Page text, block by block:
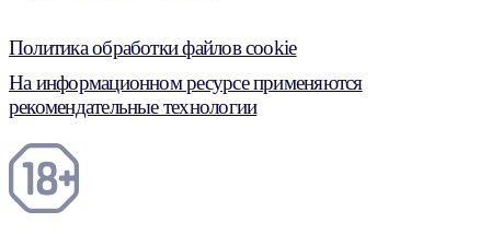
Политика обработки файлов cookie
На информационном ресурсе применяются
рекомендательные технологии